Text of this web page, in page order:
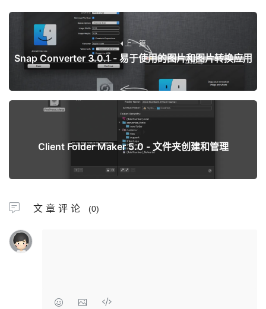
上一篇
Snap Converter 3.0.1 - 易于使用的图片和图片转换应用
下一篇
Client Folder Maker 5.0 - 文件夹创建和管理
文章评论 (0)